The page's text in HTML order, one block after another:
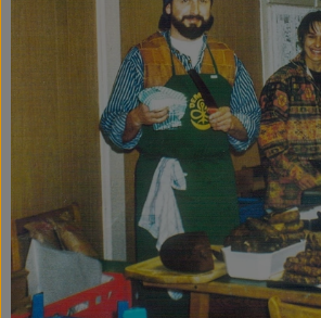
Obst & Gemüse
Kühltheke
Backwaren
Haltbares
Getränke
Drogerie